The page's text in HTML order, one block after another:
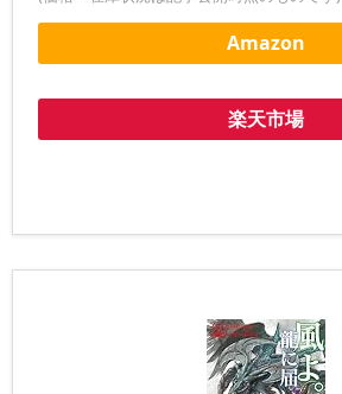
Amazon
楽天市場